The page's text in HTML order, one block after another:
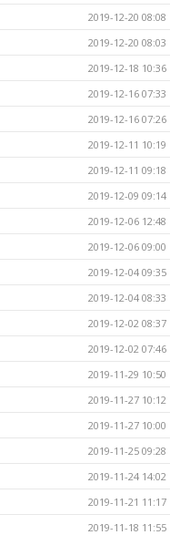
2019-12-20 08:08
2019-12-20 08:03
2019-12-18 10:36
2019-12-16 07:33
2019-12-16 07:26
2019-12-11 10:19
2019-12-11 09:18
2019-12-09 09:14
2019-12-06 12:48
2019-12-06 09:00
2019-12-04 09:35
2019-12-04 08:33
2019-12-02 08:37
2019-12-02 07:46
2019-11-29 10:50
2019-11-27 10:12
2019-11-27 10:00
2019-11-25 09:28
2019-11-24 14:02
2019-11-21 11:17
2019-11-18 11:55